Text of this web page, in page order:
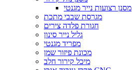
מסנן רצועות נייר מגנטי
מגרסת שבבי מתכת
חגורת פלדה צירים
גליל נייר סינון
מפריד מגנטי
מכונת פיזור שמן
מיכל קירור חלב